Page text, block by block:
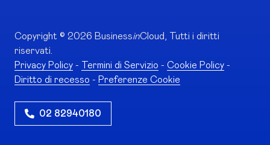
Copyright © 2026 BusinessinCloud, Tutti i diritti
riservati.
Privacy Policy - Termini di Servizio - Cookie Policy -
Diritto di recesso - Preferenze Cookie
02 82940180